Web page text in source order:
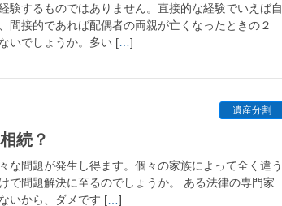
験するものではありません。直接的な経験でいえば自
間接的であれば配偶者の両親が亡くなったときの２
いでしょうか。多い [
]
遺産分割
続？
な問題が発生し得ます。個々の家族によって全く違う
で問題解決に至るのでしょうか。 ある法律の専門家
いから、ダメです [
]